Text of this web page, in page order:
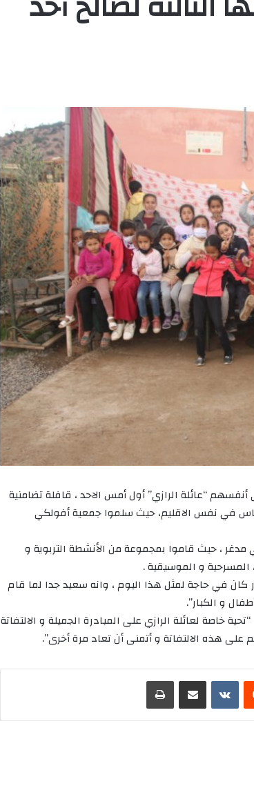
“عائلة الرازي” أول أمس الاحد ، قافلة تضامنية
في نفس الاقليم، حيث سلموا جمعية أفولكي
، حيث قاموا بمجموعة من الأنشطة التربوية و
المسرحية و الموسيقية .
في حاجة لمثل هذا اليوم ، وانه سعيد جدا لما قام
و الكبار”.
خاصة لعائلة الرازي على المبادرة الجميلة و الالتفاتة
على هذه الالتفاتة و أتمنى أن تعاد مرة أخرى”.